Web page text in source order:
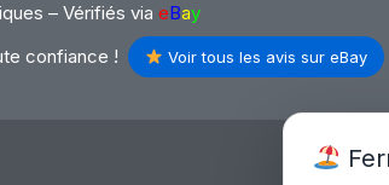
– Vérifiés via eBay
confiance !
Voir tous les avis sur eBay